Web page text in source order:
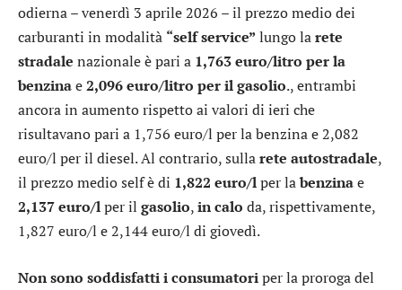
odierna – venerdì 3 aprile 2026 – il prezzo medio dei
carburanti in modalità “self service” lungo larete
stradale nazionale è pari a 1,763 euro/litro per la
benzinae2,096 euro/litro per il gasolio., entrambi
ancora in aumento rispetto ai valori di ieri che
risultavano pari a 1,756 euro/l per la benzina e 2,082
euro/l per il diesel. Al contrario, sullarete autostradale,
il prezzo medio self è di 1,822 euro/lper labenzinae
2,137 euro/lper il gasolio,in calo da, rispettivamente,
1,827 euro/l e 2,144 euro/l di giovedì.
Non sono soddisfatti i consumatoriper la proroga del